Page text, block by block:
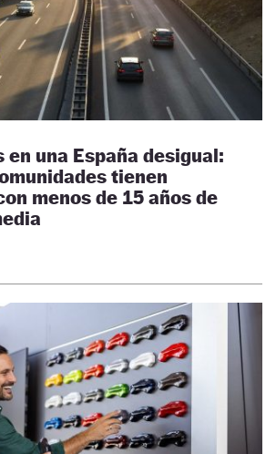
en una España desigual:
tienen
menos de 15 años de